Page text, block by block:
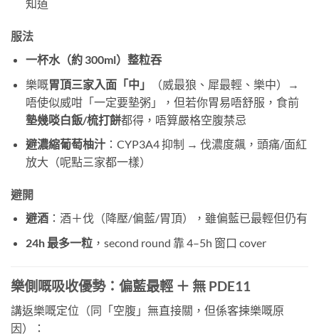
知道
服法
一杯水（約 300ml）整粒吞
樂嘅胃頂三家入面「中」
（威最狼、犀最輕、樂中）→
唔使似威咁「一定要墊粥」，但若你胃易唔舒服，食前
墊幾啖白飯/梳打餅都得，唔算嚴格空腹禁忌
避濃縮葡萄柚汁：CYP3A4 抑制 → 伐濃度飆，頭痛/面紅
放大（呢點三家都一樣）
避開
避酒：酒＋伐（降壓/偏藍/胃頂），雖偏藍已最輕但仍有
24h 最多一粒，second round 靠 4–5h 窗口 cover
樂側嘅吸收優勢：偏藍最輕 ＋ 無 PDE11
講返樂嘅定位（同「空腹」無直接關，但係客揀樂嘅原
因）：